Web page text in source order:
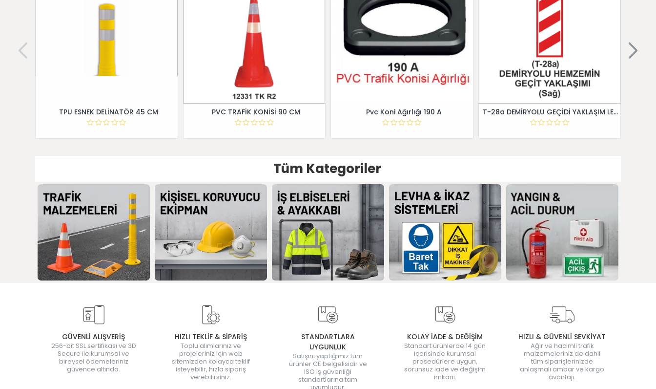
TPU ESNEK DELİNATÖR 45 CM PVC TRAFİK KONİSİ 90 CM Pvc Koni Ağırlığı 190 A T-28a DEMİRYOLU GEÇİDİ YAKLAŞIM LEVHALARI (Sağ)
Tüm Kategoriler
GÜVENLİ ALIŞVERİŞ
256-bit SSL sertifikası ve 3D
Secure ile kurumsal ve
bireysel ödemeleriniz
güvence altında.
HIZLI TEKLİF & SİPARİŞ
Toplu alımlarınız ve
projeleriniz için web
sitemizden kolayca teklif
isteyebilir, hızla sipariş
verebilirsiniz.
STANDARTLARA
UYGUNLUK
Satışını yaptığımız tüm
ürünler CE belgelisidir ve
ISO iş güvenliği
standartlarına tam
uyumludur.
KOLAY İADE & DEĞİŞİM
Standart ürünlerde 14 gün
içerisinde kurumsal
prosedürlere uygun,
sorunsuz iade ve değişim
imkanı.
HIZLI & GÜVENLİ SEVKİYAT
Ağır ve hacimli trafik
malzemeleriniz de dahil
tüm siparişlerinizde
anlaşmalı ambar ve kargo
avantajı.